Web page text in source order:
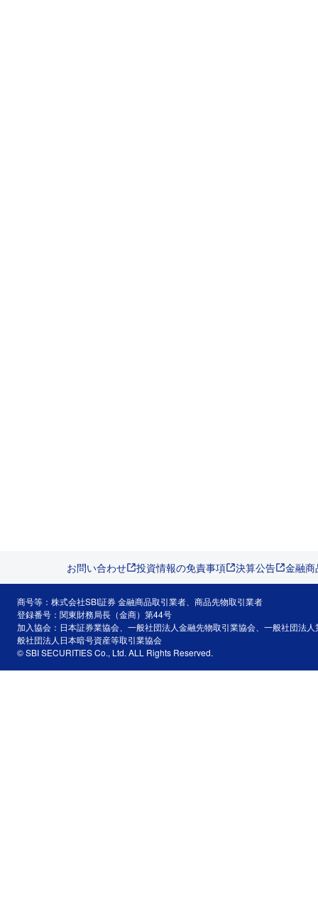
お問い合わせ 投資情報の免責事項 決算公告 金融
商号等：株式会社SBI証券 金融商品取引業者、商品先物取引業者
登録番号：関東財務局長（金商）第44号
加入協会：日本証券業協会、一般社団法人金融先物取引業協会、一般社団法
般社団法人日本暗号資産等取引業協会
© SBI SECURITIES Co., Ltd. ALL Rights Reserved.